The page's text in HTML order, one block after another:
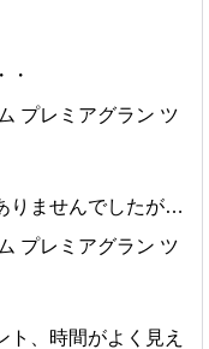
・
りませんでしたが…
、時間がよく見え